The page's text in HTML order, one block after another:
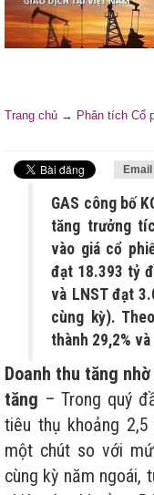
Trang chủ → Phân tích Cổ
Email
GAS công bố
tăng trưởng
vào giá cổ
đạt 18.393 tỷ
và LNST đạt
cùng kỳ).
thành 29,2%
Doanh thu tăng
tăng – Trong quý
tiêu thụ khoảng
một chút so với
cùng kỳ năm ngoái,